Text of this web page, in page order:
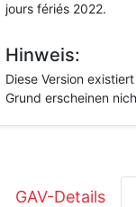
jours fériés 2022.
Hinweis:
Diese Version
Grund erscheinen
GAV-Details